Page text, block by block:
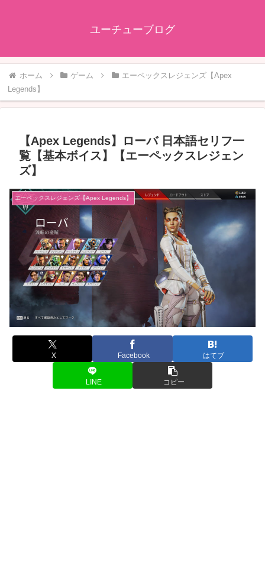
ユーチューブログ
ホーム ゲーム
エーペックスレジェンズ【Apex
Legends】
【Apex Legends】ローバ 日本語セリフ一
覧【基本ボイス】【エーペックスレジェン
ズ】
エーペックスレジェンズ【Apex Legends】
X Facebook はてブ
LINE コピー